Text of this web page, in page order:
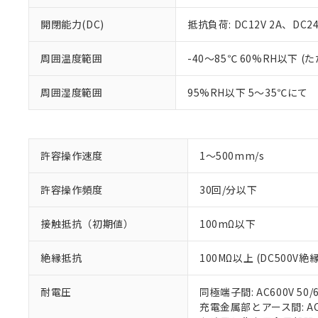
開閉能力(DC) 抵抗負荷: DC12V 2A、
周囲温度範囲 -40～85℃ 60%RH以下 (た
周囲湿度範囲 95%RH以下 5～35℃にて
許容操作速度 1～500mm/s
許容操作頻度 30回/分以下
接触抵抗（初期値） 100mΩ以下
絶縁抵抗 100MΩ以上 (DC500V絶
耐電圧
同極端子間: AC600V
充電金属部とアース間:
ご利用条件
本サービス
くものです。
当社制御機
のであり、
い。
※1 対応状況
対応予定：EU
対応予定なし：
調査・確認中：
仕入先様の事情に
があります。
*EU RoHS指令（10物質
六価クロム(Cr(Ⅵ))
但し、RoHS指令で産業
フタル酸エステル類の
※1 中国
「○」：最大均質
*中国RoHS10物質の基
Pb(鉛) :1000ppm、 Hg(
Cr(Ⅵ)(六価クロム) :
DBP(フタル酸ジブチル
当社は、こ
う）を輸出
当社は規制
ます。
当社は貴社
記
号
説明
○ 一定数